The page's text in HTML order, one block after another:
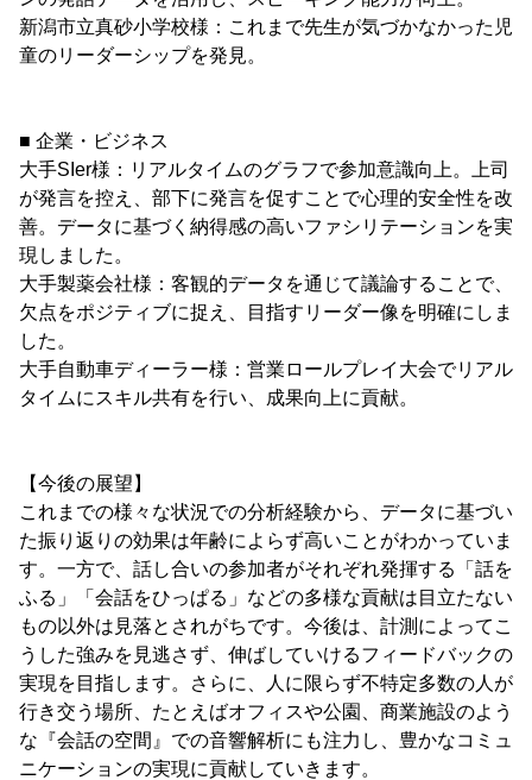
新潟市立真砂小学校様：これまで先生が気づかなかった児
童のリーダーシップを発見。
■ 企業・ビジネス
大手SIer様：リアルタイムのグラフで参加意識向上。上司
が発言を控え、部下に発言を促すことで心理的安全性を改
善。データに基づく納得感の高いファシリテーションを実
現しました。
大手製薬会社様：客観的データを通じて議論することで、
欠点をポジティブに捉え、目指すリーダー像を明確にしま
した。
大手自動車ディーラー様：営業ロールプレイ大会でリアル
タイムにスキル共有を行い、成果向上に貢献。
【今後の展望】
これまでの様々な状況での分析経験から、データに基づい
た振り返りの効果は年齢によらず高いことがわかっていま
す。一方で、話し合いの参加者がそれぞれ発揮する「話を
ふる」「会話をひっぱる」などの多様な貢献は目立たない
もの以外は見落とされがちです。今後は、計測によってこ
うした強みを見逃さず、伸ばしていけるフィードバックの
実現を目指します。さらに、人に限らず不特定多数の人が
行き交う場所、たとえばオフィスや公園、商業施設のよう
な『会話の空間』での音響解析にも注力し、豊かなコミュ
ニケーションの実現に貢献していきます。